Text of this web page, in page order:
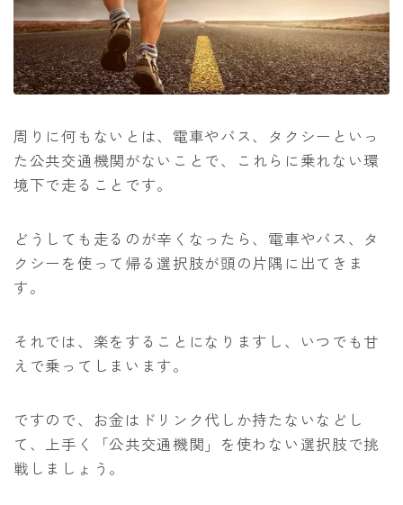
周りに何もないとは、電車やバス、タクシーといっ
た公共交通機関がないことで、これらに乗れない環
境下で走ることです。
どうしても走るのが辛くなったら、 電車やバス、タ
クシーを使って帰る選択肢が頭の片隅に出てきま
す。
それでは、楽をすることになりますし、いつでも甘
えで乗ってしまいます。
ですので、お金はドリンク代しか持たないなどし
て、上手く「公共交通機関」を使わない選択肢で挑
戦しましょう。